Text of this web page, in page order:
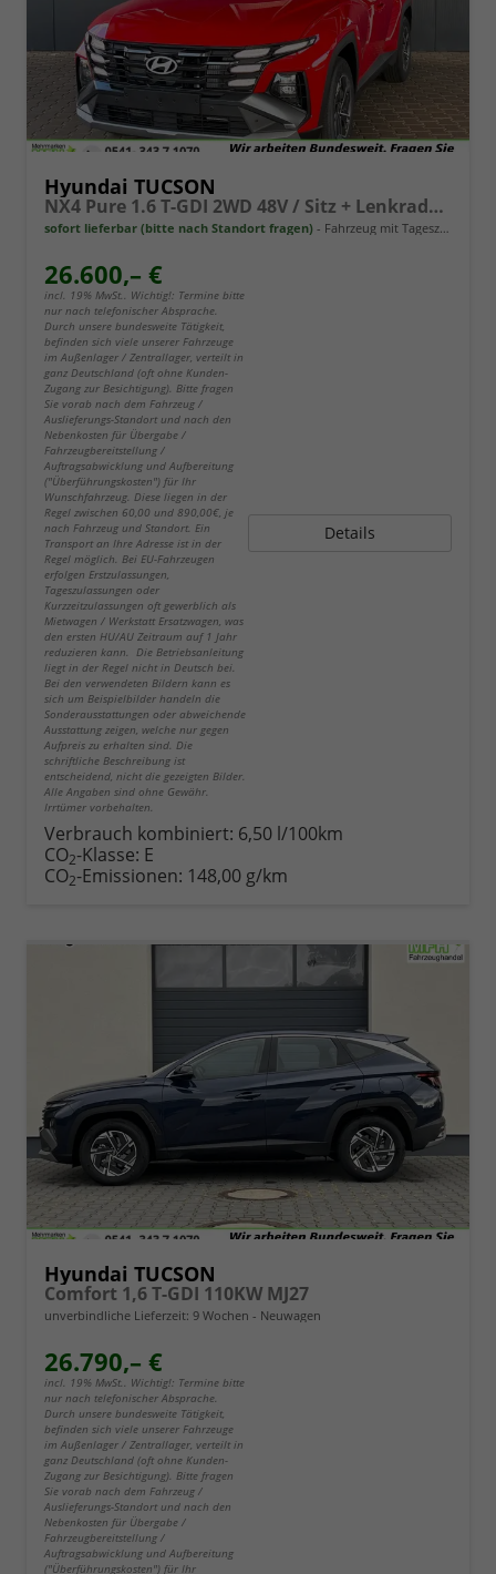
Hyundai TUCSON
NX4 Pure 1.6 T-GDI 2WD 48V / Sitz + Lenkradheiz. LED Tempomat Alu 17"
sofort lieferbar (bitte nach Standort fragen) Fahrzeug mit Tageszulassung
26.600,– €
incl. 19% MwSt.. Wichtig!: Termine bitte
nur nach telefonischer Absprache.
Durch unsere bundesweite Tätigkeit,
befinden sich viele unserer Fahrzeuge
im Außenlager / Zentrallager, verteilt in
ganz Deutschland (oft ohne Kunden-
Zugang zur Besichtigung). Bitte fragen
Sie vorab nach dem Fahrzeug /
Auslieferungs-Standort und nach den
Nebenkosten für Übergabe /
Fahrzeugbereitstellung /
Auftragsabwicklung und Aufbereitung
("Überführungskosten") für Ihr
Wunschfahrzeug. Diese liegen in der
Regel zwischen 60,00 und 890,00€, je
nach Fahrzeug und Standort. Ein
Transport an Ihre Adresse ist in der
Regel möglich. Bei EU-Fahrzeugen
erfolgen Erstzulassungen,
Tageszulassungen oder
Kurzzeitzulassungen oft gewerblich als
Mietwagen / Werkstatt Ersatzwagen, was
den ersten HU/AU Zeitraum auf 1 Jahr
reduzieren kann. Die Betriebsanleitung
liegt in der Regel nicht in Deutsch bei.
Bei den verwendeten Bildern kann es
sich um Beispielbilder handeln die
Sonderausstattungen oder abweichende
Ausstattung zeigen, welche nur gegen
Aufpreis zu erhalten sind. Die
schriftliche Beschreibung ist
entscheidend, nicht die gezeigten Bilder.
Alle Angaben sind ohne Gewähr.
Irrtümer vorbehalten.
Details
Verbrauch kombiniert: 6,50 l/100km
CO2-Klasse: E
CO2-Emissionen: 148,00 g/km
Hyundai TUCSON
Comfort 1,6 T-GDI 110KW MJ27
unverbindliche Lieferzeit: 9 Wochen Neuwagen
26.790,– €
incl. 19% MwSt.. Wichtig!: Termine bitte
nur nach telefonischer Absprache.
Durch unsere bundesweite Tätigkeit,
befinden sich viele unserer Fahrzeuge
im Außenlager / Zentrallager, verteilt in
ganz Deutschland (oft ohne Kunden-
Zugang zur Besichtigung). Bitte fragen
Sie vorab nach dem Fahrzeug /
Auslieferungs-Standort und nach den
Nebenkosten für Übergabe /
Fahrzeugbereitstellung /
Auftragsabwicklung und Aufbereitung
("Überführungskosten") für Ihr